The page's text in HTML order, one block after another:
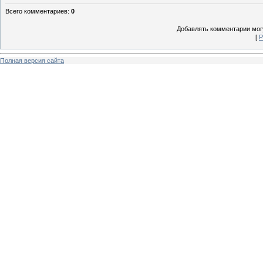
Всего комментариев: 0
Добавлять комментарии
[
Полная версия сайта